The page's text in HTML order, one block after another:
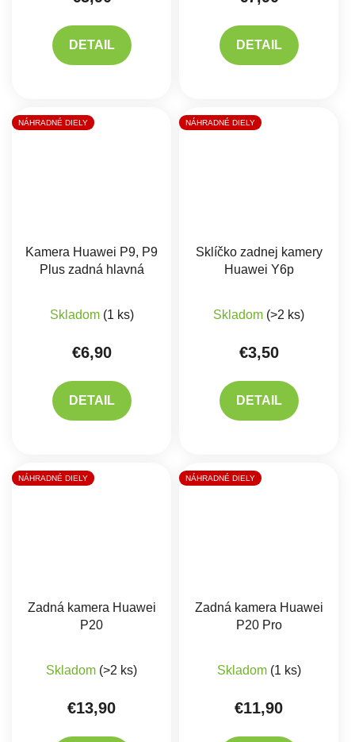
DETAIL DETAIL
NÁHRADNÉ DIELY
Kamera Huawei P9, P9
Plus zadná hlavná
Skladom (1 ks)
€6,90
DETAIL
NÁHRADNÉ DIELY
Sklíčko zadnej kamery
Huawei Y6p
Skladom (>2 ks)
€3,50
DETAIL
NÁHRADNÉ DIELY
Zadná kamera Huawei
P20
Skladom (>2 ks)
€13,90
NÁHRADNÉ DIELY
Zadná kamera Huawei
P20 Pro
Skladom (1 ks)
€11,90